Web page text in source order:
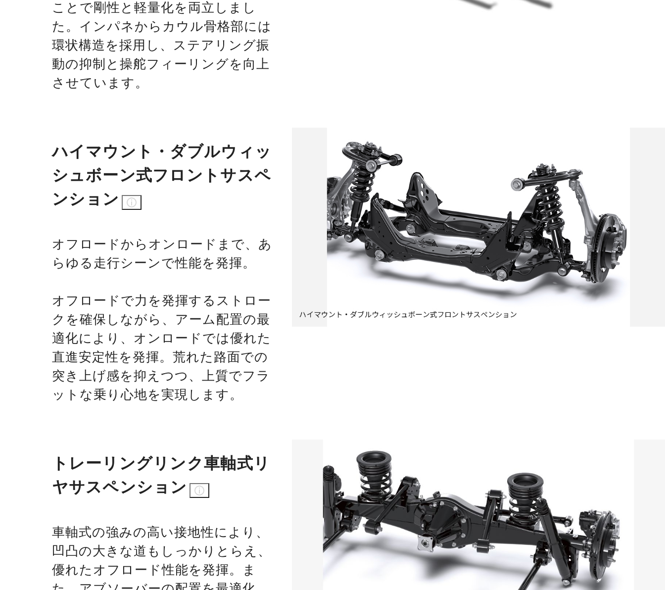
ことで剛性と軽量化を両立しまし
た。インパネからカウル骨格部には
環状構造を採用し、ステアリング振
動の抑制と操舵フィーリングを向上
させています。
ハイマウント・ダブルウィッ
シュボーン式フロントサスペ
ンション
オフロードからオンロードまで、あ
らゆる走行シーンで性能を発揮。
オフロードで力を発揮するストロー
クを確保しながら、アーム配置の最
適化により、オンロードでは優れた
直進安定性を発揮。荒れた路面での
突き上げ感を抑えつつ、上質でフラ
ットな乗り心地を実現します。
トレーリングリンク車軸式リ
ヤサスペンション
車軸式の強みの高い接地性により、
凹凸の大きな道もしっかりとらえ、
優れたオフロード性能を発揮。ま